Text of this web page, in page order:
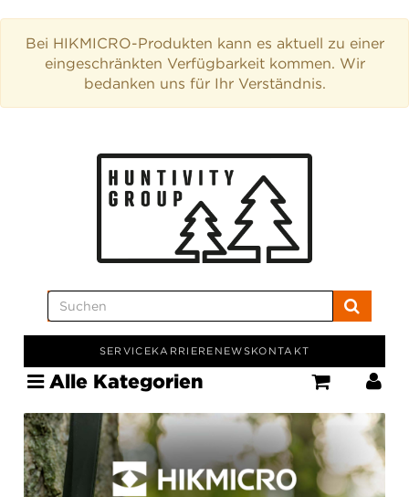
Bei HIKMICRO-Produkten kann es aktuell zu einer
eingeschränkten Verfügbarkeit kommen. Wir
bedanken uns für Ihr Verständnis.
SERVICEKARRIERE NEWSKONTAKT
Alle Kategorien